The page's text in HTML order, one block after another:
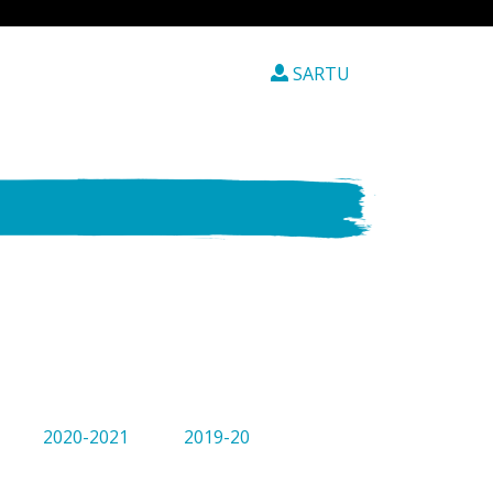
SARTU
2020-2021
2019-20